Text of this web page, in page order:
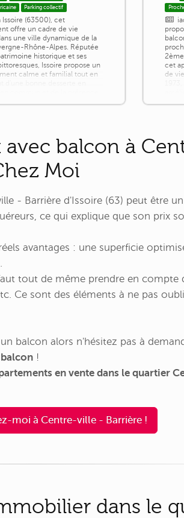
Parking collectif
Issoire (63500), cet
offre un cadre de vie
une ville dynamique de la
Rhône-Alpes. Réputée
historique et ses
Issoire propose un
calme et familial tout en
cet
de
balcon à
Moi
- Barrière d'Issoire (63) peut être
ce qui explique que son prix
avantages : une superficie
tout de même prendre en compte
Ce sont des éléments à ne pas
balcon alors n'hésitez pas à
!
en vente dans le quartier
moi à Centre-ville - Barrière !
dans le